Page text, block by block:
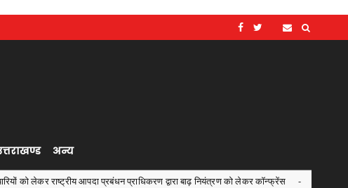
अन्य
आपदा प्रबंधन प्राधिकरण द्वारा बाढ़ नियंत्रण को लेकर कॉन्फ्रेंस Chhattisgarh